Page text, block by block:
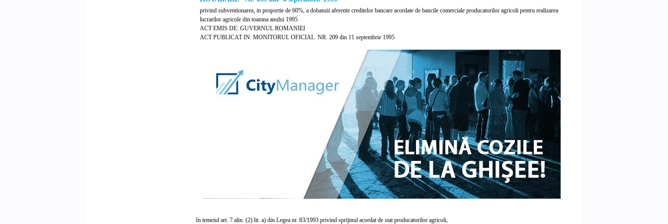
privind subventionarea, in proportie de 60%, a dobanzii aferente creditelor bancare acordate de bancile comerciale producatorilor agricoli pentru realizarea
lucrarilor agricole din toamna anului 1995
ACT EMIS DE: GUVERNUL ROMANIEI
ACT PUBLICAT IN: MONITORUL OFICIAL NR. 209 din 11 septembrie 1995
In temeiul art. 7 alin. (2) lit. a) din Legea nr. 83/1993 privind sprijinul acordat de stat producatorilor agricoli,